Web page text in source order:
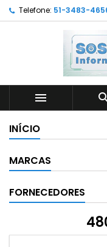
Telefone: 51-3483-

INÍCIO
MARCAS
FORNECEDORES